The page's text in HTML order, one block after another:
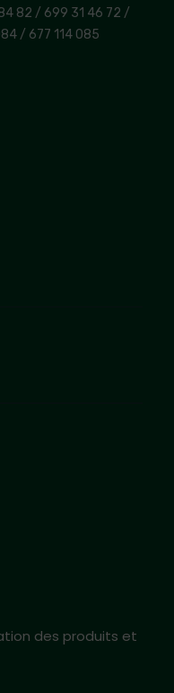
82 / 699 31 46 72 /
/ 677 114 085
des produits et